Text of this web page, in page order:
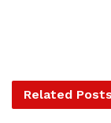
Barend Leyts,
Related Posts